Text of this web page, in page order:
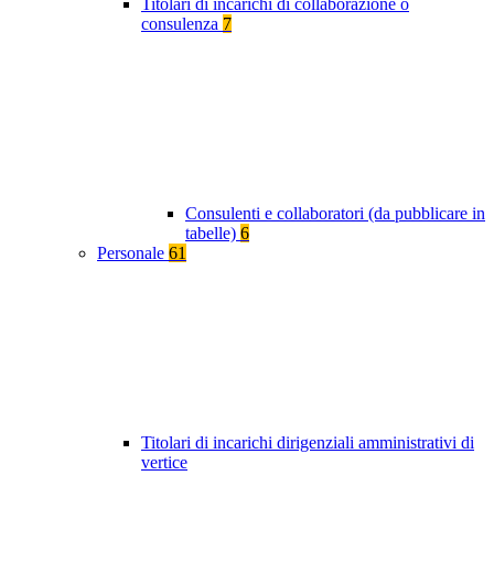
Titolari di incarichi di collaborazione o
consulenza 7
Consulenti e collaboratori (da pubblicare in
tabelle) 6
Personale 61
Titolari di incarichi dirigenziali amministrativi di
vertice